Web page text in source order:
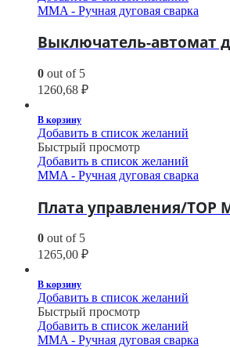
MMA - Ручная дуговая сварка
Выключатель-автомат
0 out of 5
1260,68 ₽
В корзину
Добавить в список желаний
Быстрый просмотр
Добавить в список желаний
MMA - Ручная дуговая сварка
Плата управления/TOP
0 out of 5
1265,00 ₽
В корзину
Добавить в список желаний
Быстрый просмотр
Добавить в список желаний
MMA - Ручная дуговая сварка